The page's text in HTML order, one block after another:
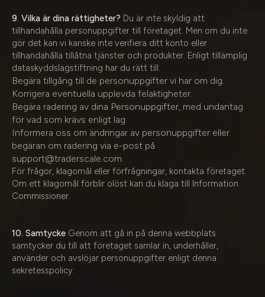
9. Vilka är dina rättigheter? Du är inte skyldig att
tillhandahålla personuppgifter till företaget. Men om du inte
gör det kan vi kanske inte verifiera ditt konto eller
tillhandahålla tillåtna tjänster och produkter. Enligt tillämplig
dataskyddslagstiftning har du rätt till:
Begära tillgång till de personuppgifter vi har om dig.
Korrigera eventuella upplevda felaktigheter.
Begära radering av dina Personuppgifter, med undantag
för vad som krävs enligt lag.
Informera oss om ändringar av personuppgifter eller
begäran om radering via e-post på
support@traderscale.com.
För frågor, klagomål eller förfrågningar, kontakta företaget.
Om ett klagomål förblir olöst kan du klaga till Information
Commissioner.
10. Samtycke Genom att gå in på denna webbplats
samtycker du till att företaget samlar in, underhåller,
använder och avslöjar personuppgifter enligt denna
sekretesspolicy.